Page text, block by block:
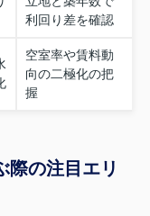
利回り差を確認
空室率や賃料動
向の二極化の把
握
際の注目エリ